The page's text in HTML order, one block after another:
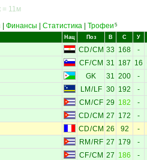
= 11м
Финансы Статистика Трофеи 5
Нац Поз В С У
CD/CM 33 168 -
CF/CM 31 187 16
GK 31 200 -
LM /LF 30 192 -
CM /CF 29 182 -
CD/CM 27 172 -
CD/CM 26 92 -
RM /RF 27 179 -
CF/CM 27 186 -